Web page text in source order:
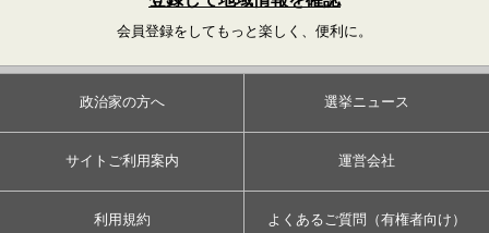
会員登録をしてもっと楽しく、便利に。
政治家の方へ 選挙ニュース
サイトご利用案内 運営会社
利用規約 よくあるご質問（有権者向け）